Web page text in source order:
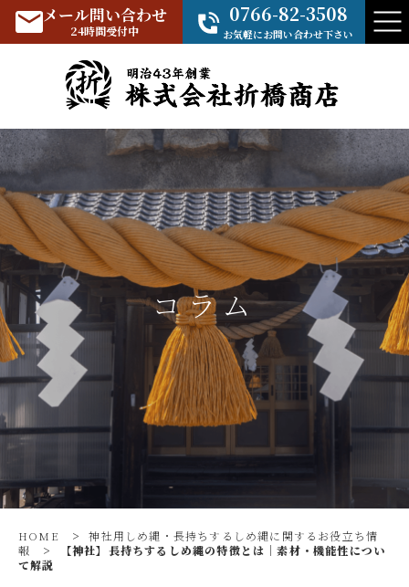
メール問い合わせ
24時間受付中
0766-82-3508
お気軽にお問い合わせ下さい
コラム
HOME >
神社用しめ縄・長持ちするしめ縄に関するお役立ち情
報
>
【神社】長持ちするしめ縄の特徴とは｜素材・機能性につい
て解説